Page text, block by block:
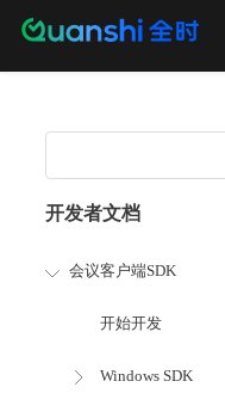
开发者文档
会议客户端SDK
开始开发
Windows SDK